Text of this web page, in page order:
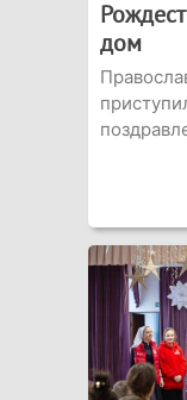
дом